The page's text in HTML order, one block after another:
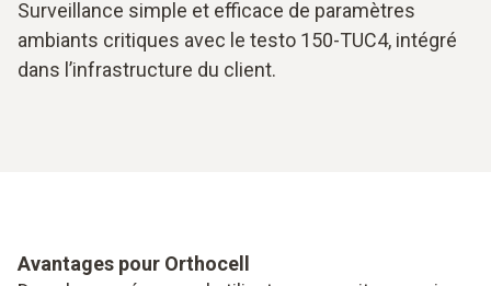
Surveillance simple et efficace de paramètres
ambiants critiques avec le testo 150-TUC4, intégré
dans l’infrastructure du client.
Avantages pour Orthocell